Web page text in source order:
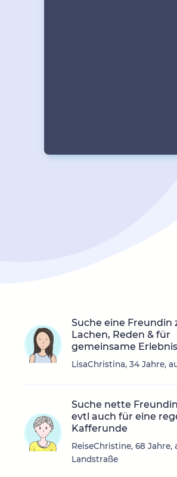
Suche eine Freundin
Lachen, Reden & für
gemeinsame
LisaChristina, 34 Jahre,
Suche nette
evtl auch für eine
Kafferunde
ReiseChristine, 68 Jahre,
Landstraße